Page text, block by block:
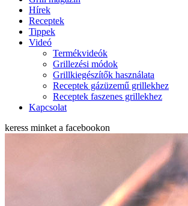
Hírek
Receptek
Tippek
Videó
Termékvideók
Grillezési módok
Grillkiegészítők használata
Receptek gázüzemű grillekhez
Receptek faszenes grillekhez
Kapcsolat
keress minket a facebookon